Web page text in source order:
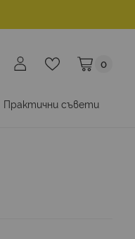
Моята
0
Практични съвети